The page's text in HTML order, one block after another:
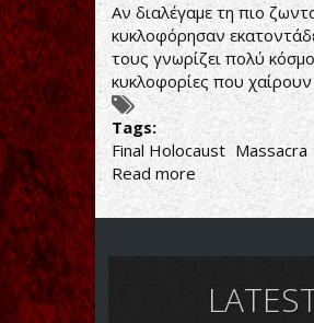
Αν διαλέγαμε τη πιο
κυκλοφόρησαν
τους γνωρίζει πολύ
κυκλοφορίες που
Tags:
Final Holocaust Massacra
Read more about
Massacra-
Final